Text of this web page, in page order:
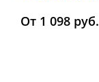
От 1 098 руб.